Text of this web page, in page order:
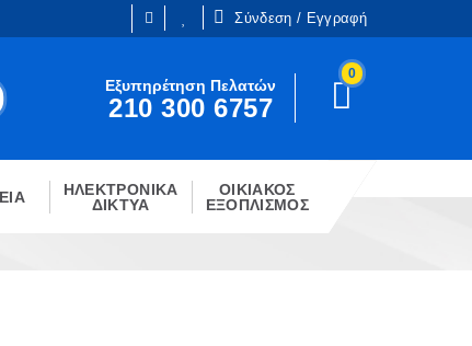
Σύνδεση / Εγγραφή
Είμαι ήδη πελάτης
ΣΎΝΔΕΣΗ
Εξυπηρέτηση Πελατών
210 300 6757
0
ΗΛΕΚΤΡΟΝΙΚΑ
ΔΙΚΤΥΑ
ΟΙΚΙΑΚΟΣ
ΕΞΟΠΛΙΣΜΟΣ